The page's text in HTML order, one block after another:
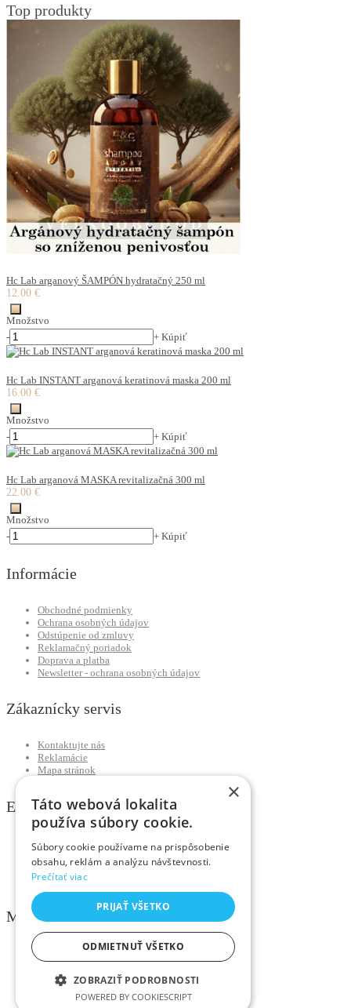
Top produkty
Hc Lab arganový ŠAMPÓN hydratačný 250 ml
12.00 €
Množstvo
-
+ Kúpiť
Hc Lab INSTANT arganová keratinová maska 200 ml
16.00 €
Množstvo
-
+ Kúpiť
Hc Lab arganová MASKA revitalizačná 300 ml
22.00 €
Množstvo
-
+ Kúpiť
Informácie
Obchodné podmienky
Ochrana osobných údajov
Odstúpenie od zmluvy
Reklamačný poriadok
Doprava a platba
Newsletter - ochrana osobných údajov
Zákaznícky servis
Kontaktujte nás
Reklamácie
Mapa stránok
Extra
Výrobcovia
Darčekové poukážky
Partnerský program
Akciový tovar
Môj účet
História objednávok
Obľúbené produkty
Novinky
×
Táto webová lokalita
používa súbory cookie.
Súbory cookie používame na prispôsobenie
obsahu, reklám a analýzu návštevnosti.
Prečítať viac
PRIJAŤ VŠETKO
ODMIETNUŤ VŠETKO
ZOBRAZIŤ PODROBNOSTI
POWERED BY COOKIESCRIPT